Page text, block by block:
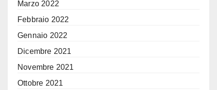
Marzo 2022
Febbraio 2022
Gennaio 2022
Dicembre 2021
Novembre 2021
Ottobre 2021